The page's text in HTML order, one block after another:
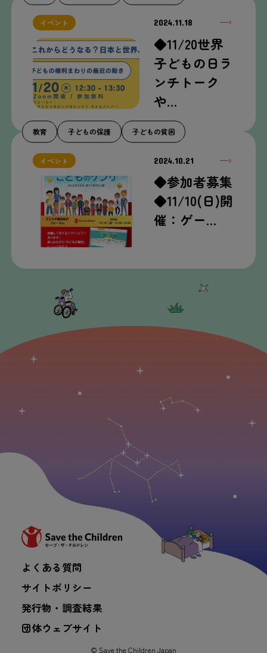
イベント 2024.11.18
◆11/20世界
子どもの日ラ
ンチトーク
や…
教育 子どもの保護 子どもの貧困
イベント 2024.10.21
◆参加者募集
◆11/10(日)開
催：ゲー…
よくある質問
サイトポリシー
発行物・調査結果
団体ウェブサイト
© Save the Children Japan